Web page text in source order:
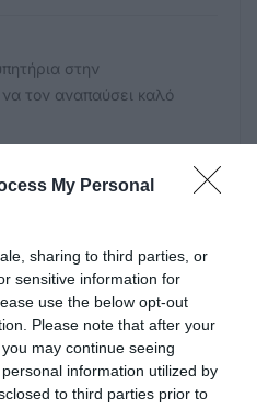
My Personal
sharing to third parties, or
sensitive information for
use the below opt-out
Please note that after your
may continue seeing
information utilized by
to third parties prior to
στην
να τον αναπαύσει καλό
στην αγαπητή